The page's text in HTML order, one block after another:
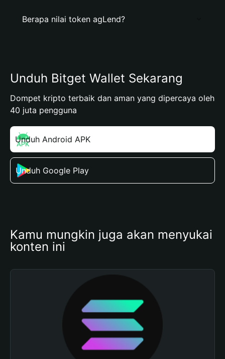
Berapa nilai token agLend?
Unduh Bitget Wallet Sekarang
Dompet kripto terbaik dan aman yang dipercaya oleh
40 juta pengguna
Unduh Android APK
Unduh Google Play
Kamu mungkin juga akan menyukai
konten ini